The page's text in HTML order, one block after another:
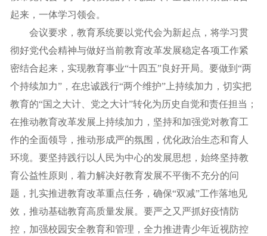
起来，一体学习领会。
会议要求，教育系统要以党代会为新起点，将学习贯
彻好党代会精神与做好当前教育改革发展稳定各项工作紧
密结合起来，实现教育事业“十四五”良好开局。要做到“两
个持续加力”，在忠诚践行“两个维护”上持续加力，切实把
教育的“国之大计、党之大计”转化为历史自觉和责任担当；
在推动教育改革发展上持续加力，坚持和加强党对教育工
作的全面领导，推动形成严的氛围，优化政治生态和育人
环境。要坚持践行以人民为中心的发展思想，始终坚持教
育公益性原则，着力解决好教育发展不平衡不充分的问
题，扎实推进教育改革重点任务，确保“双减”工作落地见
效，推动基础教育高质量发展。要严之又严抓好疫情防
控，加强校园安全教育和管理，全力推进青少年近视防控